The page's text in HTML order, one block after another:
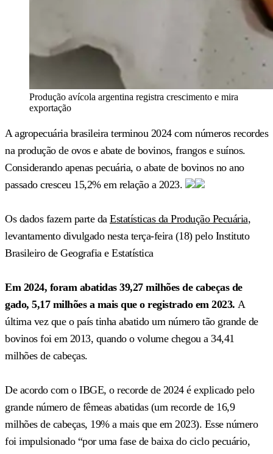
Produção avícola argentina registra crescimento e mira
exportação
A agropecuária brasileira terminou 2024 com números recordes
na produção de ovos e abate de bovinos, frangos e suínos.
Considerando apenas pecuária, o abate de bovinos no ano
passado cresceu 15,2% em relação a 2023.
Os dados fazem parte da Estatísticas da Produção Pecuária,
levantamento divulgado nesta terça-feira (18) pelo Instituto
Brasileiro de Geografia e Estatística
Em 2024, foram abatidas 39,27 milhões de cabeças de
gado, 5,17 milhões a mais que o registrado em 2023. A
última vez que o país tinha abatido um número tão grande de
bovinos foi em 2013, quando o volume chegou a 34,41
milhões de cabeças.
De acordo com o IBGE, o recorde de 2024 é explicado pelo
grande número de fêmeas abatidas (um recorde de 16,9
milhões de cabeças, 19% a mais que em 2023). Esse número
foi impulsionado “por uma fase de baixa do ciclo pecuário,